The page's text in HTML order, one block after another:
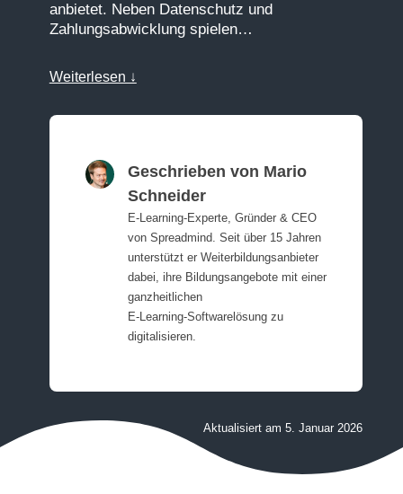
anbietet. Neben Datenschutz und
Zahlungsabwicklung spielen…
Weiterlesen ↓
Geschrieben von Mario
Schneider
E‑Learning‑Experte, Gründer & CEO
von Spreadmind. Seit über 15 Jahren
unterstützt er Weiterbildungsanbieter
dabei, ihre Bildungsangebote mit einer
ganzheitlichen
E‑Learning‑Softwarelösung zu
digitalisieren.
Aktualisiert am 5. Januar 2026